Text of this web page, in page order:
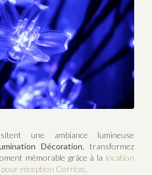
une ambiance lumineuse
Décoration , transformez
mémorable grâce à la location
réception Corrèze.